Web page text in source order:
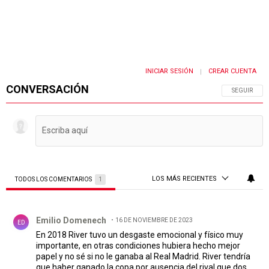
CONVERSACIÓN SIGA ESTA
SEGUIR
INICIAR SESIÓN CREAR CUENTA
TODOS LOS COMENTARIOS 1 LOS MÁS RECIENTES
ED Emilio Domenech 16 DE NOVIEMBRE DE 2023
En 2018 River tuvo un desgaste emocional y físico muy
importante, en otras condiciones hubiera hecho mejor
papel y no sé si no le ganaba al Real Madrid. River tendría